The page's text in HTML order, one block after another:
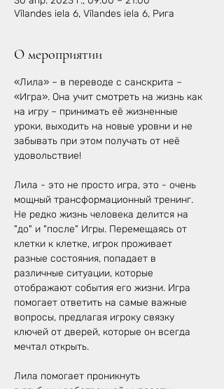
Vīlandes iela 6, Vīlandes iela 6, Рига
О мероприятии
«Лила» – в переводе с санскрита –
«Игра». Она учит смотреть на жизнь как
на игру – принимать её жизненные
уроки, выходить на новые уровни и не
забывать при этом получать от неё
удовольствие!
Лила - это не просто игра, это - очень
мощный трансформационный тренинг.
Не редко жизнь человека делится на
"до" и "после" Игры. Перемещаясь от
клетки к клетке, игрок проживает
разные состояния, попадает в
различные ситуации, которые
отображают события его жизни. Игра
помогает ответить на самые важные
вопросы, предлагая игроку связку
ключей от дверей, которые он всегда
мечтал открыть.
Лила помогает проникнуть